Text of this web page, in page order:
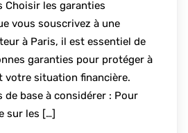
Choisir les garanties
vous souscrivez à une
à Paris, il est essentiel de
garanties pour protéger à
votre situation financière.
de base à considérer : Pour
sur les […]